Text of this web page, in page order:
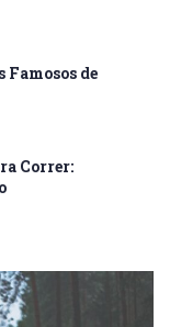
Famosos de
Correr: